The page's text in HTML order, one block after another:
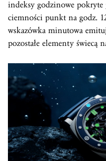
indeksy godzinowe pokryte
ciemności punkt na godz.
wskazówka minutowa
pozostałe elementy świecą